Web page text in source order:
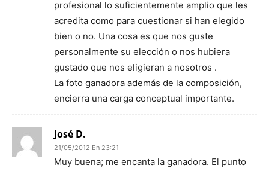
profesional lo suficientemente amplio que les
acredita como para cuestionar si han elegido
bien o no. Una cosa es que nos guste
personalmente su elección o nos hubiera
gustado que nos eligieran a nosotros .
La foto ganadora además de la composición,
encierra una carga conceptual importante.
José D.
21/05/2012 En 23:21
Muy buena; me encanta la ganadora. El punto